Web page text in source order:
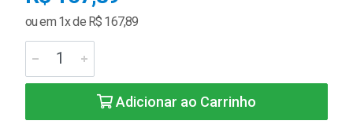
ou em 1x de R$ 167,89
Adicionar ao Carrinho